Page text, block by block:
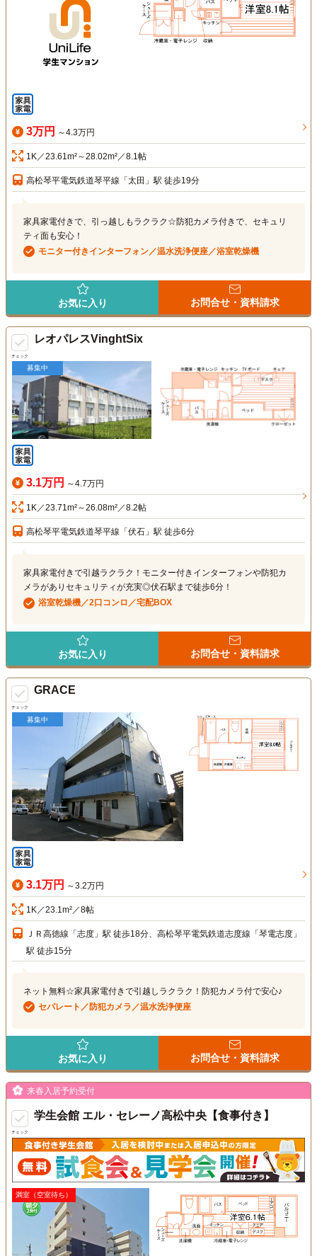
3万円 ～4.3万円
1K／23.61m²～28.02m²／8.1帖
高松琴平電気鉄道琴平線「太田」駅 徒歩19分
家具家電付きで、引っ越しもラクラク☆防犯カメラ付きで、セキュリ
ティ面も安心！
モニター付きインターフォン／温水洗浄便座／浴室乾燥機
お気に入り お問合せ・資料請求
チェック
レオパレスVinghtSix
募集中
3.1万円 ～4.7万円
1K／23.71m²～26.08m²／8.2帖
高松琴平電気鉄道琴平線「伏石」駅 徒歩6分
家具家電付きで引越ラクラク！モニター付きインターフォンや防犯カ
メラがありセキュリティが充実◎伏石駅まで徒歩6分！
浴室乾燥機／2口コンロ／宅配BOX
お気に入り お問合せ・資料請求
チェック
GRACE
募集中
3.1万円 ～3.2万円
1K／23.1m²／8帖
ＪＲ高徳線「志度」駅 徒歩18分、高松琴平電気鉄道志度線「琴電志度」
駅 徒歩15分
ネット無料☆家具家電付きで引越しラクラク！防犯カメラ付で安心♪
セパレート／防犯カメラ／温水洗浄便座
お気に入り お問合せ・資料請求
チェック
来春入居予約受付
学生会館 エル・セレーノ高松中央【食事付き】
満室（空室待ち）